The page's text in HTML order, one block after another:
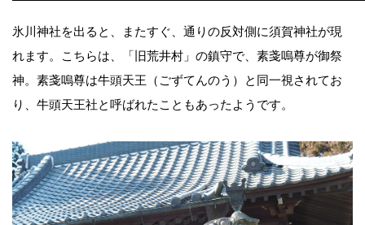
氷川神社を出ると、またすぐ、通りの反対側に須賀神社が現
れます。こちらは、「旧荒井村」の鎮守で、素戔嗚尊が御祭
神。素戔嗚尊は牛頭天王（ごずてんのう）と同一視されてお
り、牛頭天王社と呼ばれたこともあったようです。